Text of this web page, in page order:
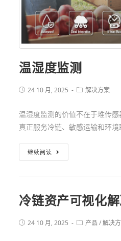
温湿度监测
24 10 月, 2025 解决方案
温湿度监测的价值不在于堆传
真正服务冷链、敏感运输和环境
继续阅读
冷链资产可视化
24 10 月, 2025 产品 / 解决